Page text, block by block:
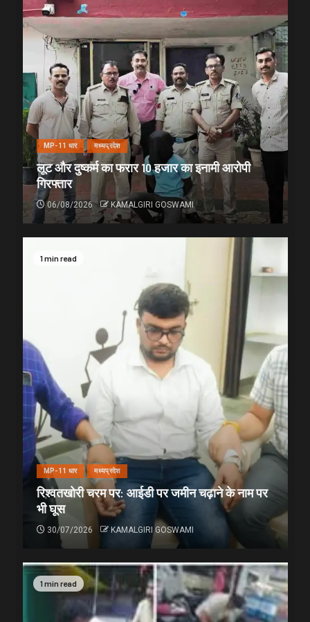
MP-11 धार मध्यप्रदेश
लूट और दुष्कर्म का फरार 10 हजार का इनामी आरोपी
गिरफ्तार
06/08/2026 KAMALGIRI GOSWAMI
1 min read
MP-11 धार मध्यप्रदेश
रिश्वतखोरी चरम पर: आईडी पर जमीन चढ़ाने के नाम पर
भी घूस
30/07/2026 KAMALGIRI GOSWAMI
1 min read